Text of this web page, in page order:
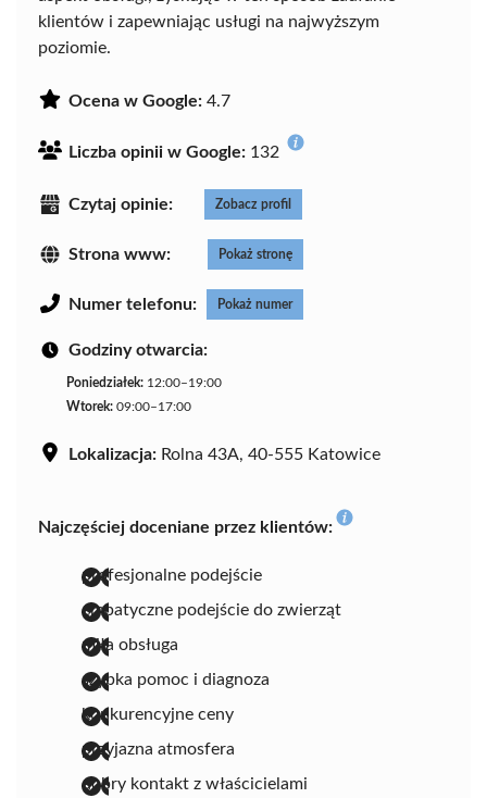
klientów i zapewniając usługi na najwyższym
poziomie.
Ocena w Google: 4.7
Liczba opinii w Google: 132
Czytaj opinie: Zobacz profil
Strona www: Pokaż stronę
Numer telefonu: Pokaż numer
Godziny otwarcia:
Poniedziałek: 12:00–19:00
Wtorek: 09:00–17:00
Lokalizacja: Rolna 43A, 40-555 Katowice
Najczęściej doceniane przez klientów:
profesjonalne podejście
empatyczne podejście do zwierząt
miła obsługa
szybka pomoc i diagnoza
konkurencyjne ceny
przyjazna atmosfera
dobry kontakt z właścicielami